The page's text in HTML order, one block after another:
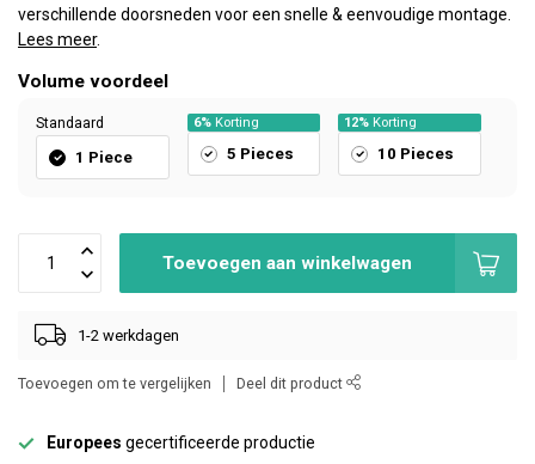
verschillende doorsneden voor een snelle & eenvoudige montage.
Lees meer.
Volume voordeel
Standaard
1 Piece
6%Korting
5 Pieces
12% Korting
10 Pieces
Toevoegen aan winkelwagen
1-2 werkdagen
Toevoegen om te vergelijken Deel dit product
Europees gecertificeerde productie